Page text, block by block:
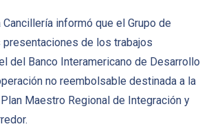
informó que el Grupo de
presentaciones de los trabajos
del Banco Interamericano de Desarrollo
no reembolsable destinada a la
Maestro Regional de Integración y